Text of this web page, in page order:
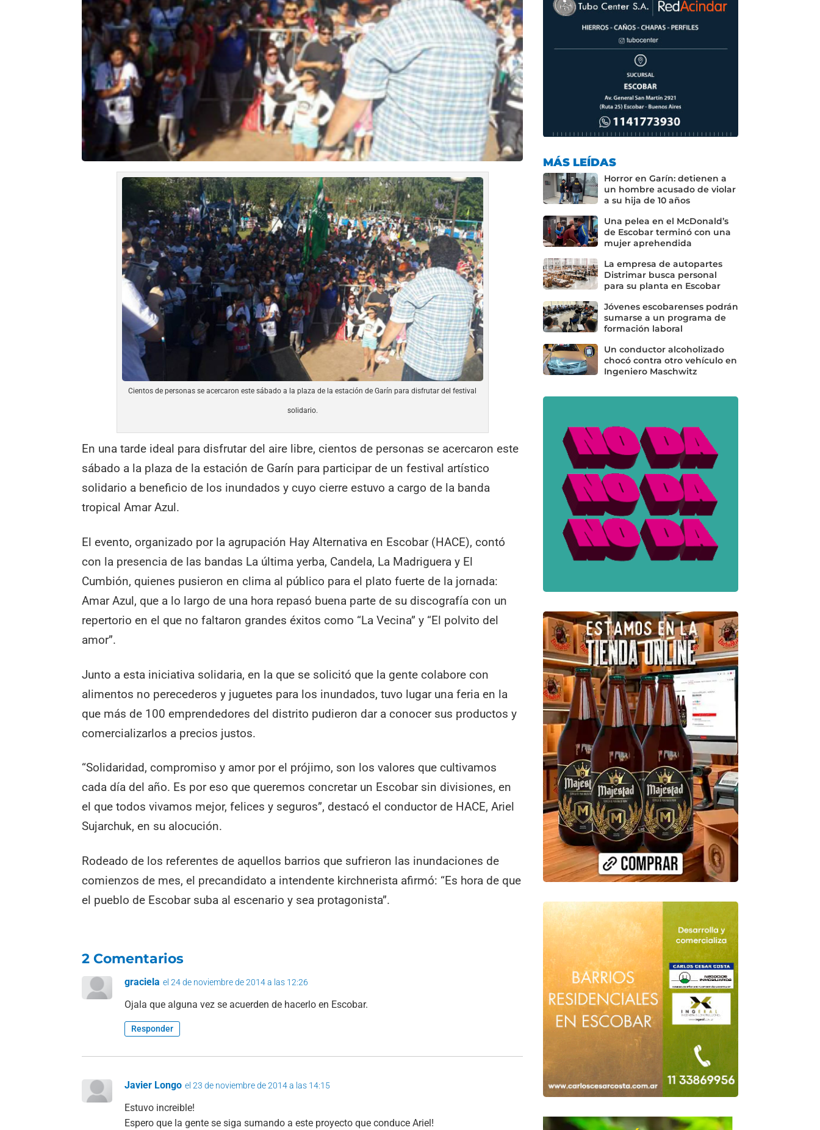
Cientos de personas se acercaron este sábado a la plaza de la estación de Garín para disfrutar del festival
solidario.
En una tarde ideal para disfrutar del aire libre, cientos de personas se acercaron este
sábado a la plaza de la estación de Garín para participar de un festival artístico
solidario a beneficio de los inundados y cuyo cierre estuvo a cargo de la banda
tropical Amar Azul.
El evento, organizado por la agrupación Hay Alternativa en Escobar (HACE), contó
con la presencia de las bandas La última yerba, Candela, La Madriguera y El
Cumbión, quienes pusieron en clima al público para el plato fuerte de la jornada:
Amar Azul, que a lo largo de una hora repasó buena parte de su discografía con un
repertorio en el que no faltaron grandes éxitos como “La Vecina” y “El polvito del
amor”.
Junto a esta iniciativa solidaria, en la que se solicitó que la gente colabore con
alimentos no perecederos y juguetes para los inundados, tuvo lugar una feria en la
que más de 100 emprendedores del distrito pudieron dar a conocer sus productos y
comercializarlos a precios justos.
“Solidaridad, compromiso y amor por el prójimo, son los valores que cultivamos
cada día del año. Es por eso que queremos concretar un Escobar sin divisiones, en
el que todos vivamos mejor, felices y seguros”, destacó el conductor de HACE, Ariel
Sujarchuk, en su alocución.
Rodeado de los referentes de aquellos barrios que sufrieron las inundaciones de
comienzos de mes, el precandidato a intendente kirchnerista afirmó: “Es hora de que
el pueblo de Escobar suba al escenario y sea protagonista”.
2 Comentarios
graciela el 24 de noviembre de 2014 a las 12:26
Ojala que alguna vez se acuerden de hacerlo en Escobar.
Responder
Javier Longo el 23 de noviembre de 2014 a las 14:15
Estuvo increible!
Espero que la gente se siga sumando a este proyecto que conduce Ariel!
MÁS LEÍDAS
Horror en Garín: detienen a
un hombre acusado de violar
a su hija de 10 años
Una pelea en el McDonald’s
de Escobar terminó con una
mujer aprehendida
La empresa de autopartes
Distrimar busca personal
para su planta en Escobar
Jóvenes escobarenses podrán
sumarse a un programa de
formación laboral
Un conductor alcoholizado
chocó contra otro vehículo en
Ingeniero Maschwitz